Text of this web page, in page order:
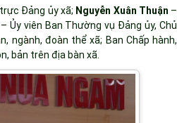
Đảng ủy xã; Nguyễn Xuân Thuận –
– Ủy viên Ban Thường vụ Đảng ủy, Chủ
ngành, đoàn thể xã; Ban Chấp hành,
bản trên địa bàn xã.